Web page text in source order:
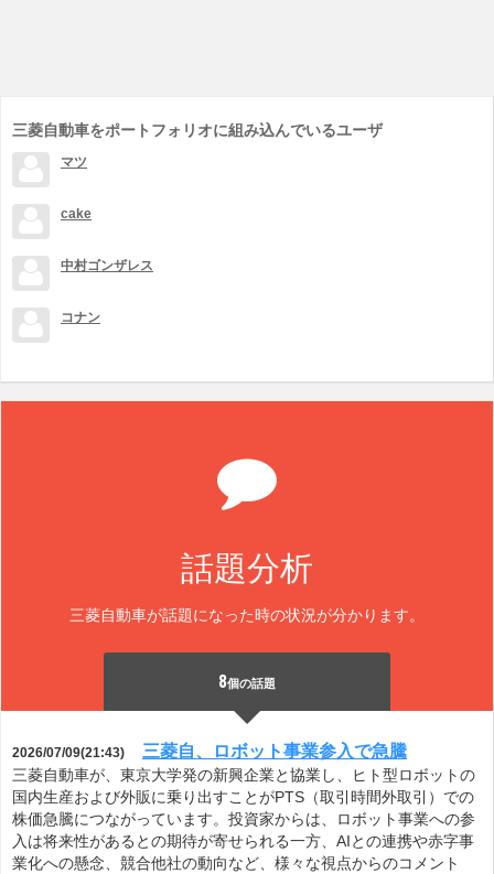
三菱自動車をポートフォリオに組み込んでいるユーザ
マツ
cake
中村ゴンザレス
コナン
話題分析
三菱自動車が話題になった時の状況が分かります。
8個の話題
2026/07/09(21:43) 三菱自、ロボット事業参入で急騰
三菱自動車が、東京大学発の新興企業と協業し、ヒト型ロボットの
国内生産および外販に乗り出すことがPTS（取引時間外取引）での
株価急騰につながっています。投資家からは、ロボット事業への参
入は将来性があるとの期待が寄せられる一方、AIとの連携や赤字事
業化への懸念、競合他社の動向など、様々な視点からのコメント